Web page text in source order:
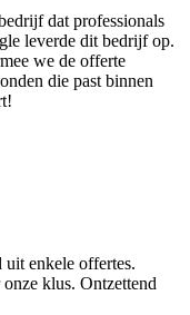
dat professionals
leverde dit bedrijf op.
we de offerte
die past binnen
uit enkele offertes.
klus. Ontzettend